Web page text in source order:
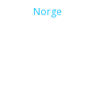
Norge